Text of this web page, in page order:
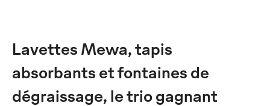
Lavettes Mewa, tapis
absorbants et fontaines de
dégraissage, le trio gagnant